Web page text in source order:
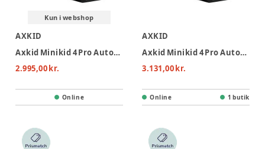
Kun i webshop
AXKID
Axkid Minikid 4 Pro Autostol - Glacier Lake Blue
2.995,00 kr.
Online
AXKID
Axkid Minikid 4 Pro Autostol - Coastal Storm Black
3.131,00 kr.
Online 1 butik